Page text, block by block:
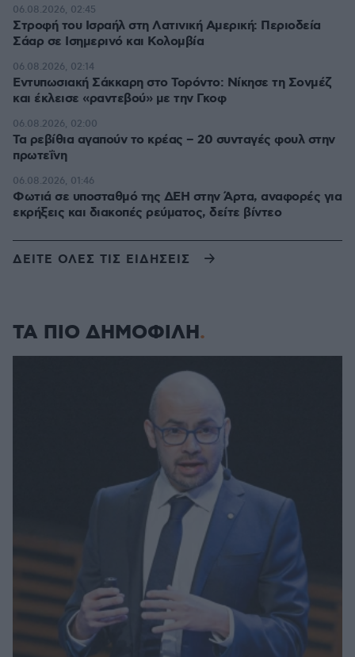
Στροφή του Ισραήλ στη Λατινική Αμερική: Περιοδεία
Σάαρ σε Ισημερινό και Κολομβία
06.08.2026, 02:45
Εντυπωσιακή Σάκκαρη στο Τορόντο: Νίκησε τη Σονμέζ
και έκλεισε «ραντεβού» με την Γκοφ
06.08.2026, 02:14
Τα ρεβίθια αγαπούν το κρέας – 20 συνταγές φουλ στην
πρωτεΐνη
06.08.2026, 02:00
Φωτιά σε υποσταθμό της ΔΕΗ στην Άρτα, αναφορές για
εκρήξεις και διακοπές ρεύματος, δείτε βίντεο
06.08.2026, 01:46
ΔΕΙΤΕ ΟΛΕΣ ΤΙΣ ΕΙΔΗΣΕΙΣ
ΤΑ ΠΙΟ ΔΗΜΟΦΙΛΗ